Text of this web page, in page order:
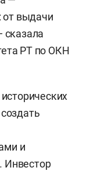
от выдачи
сказала
РТ по ОКН
и
Инвестор